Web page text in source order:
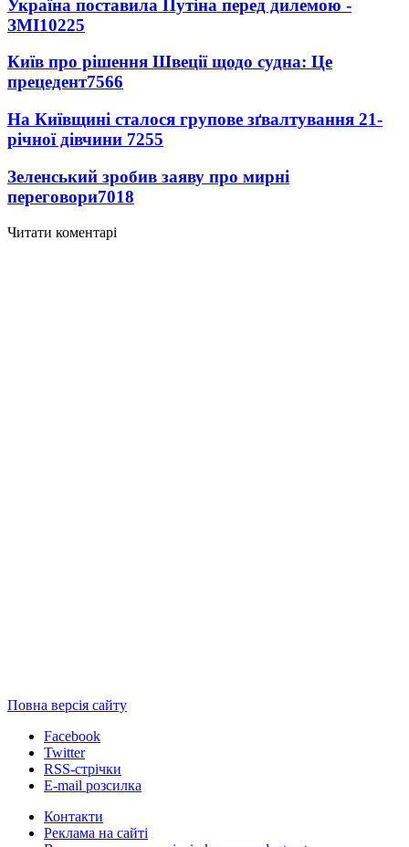
Україна поставила Путіна перед дилемою -
ЗМІ10225
Київ про рішення Швеції щодо судна: Це
прецедент7566
На Київщині сталося групове зґвалтування 21-
річної дівчини 7255
Зеленський зробив заяву про мирні
переговори7018
Читати коментарі
Повна версія сайту
Facebook
Twitter
RSS-стрічки
E-mail розсилка
Контакти
Реклама на сайті